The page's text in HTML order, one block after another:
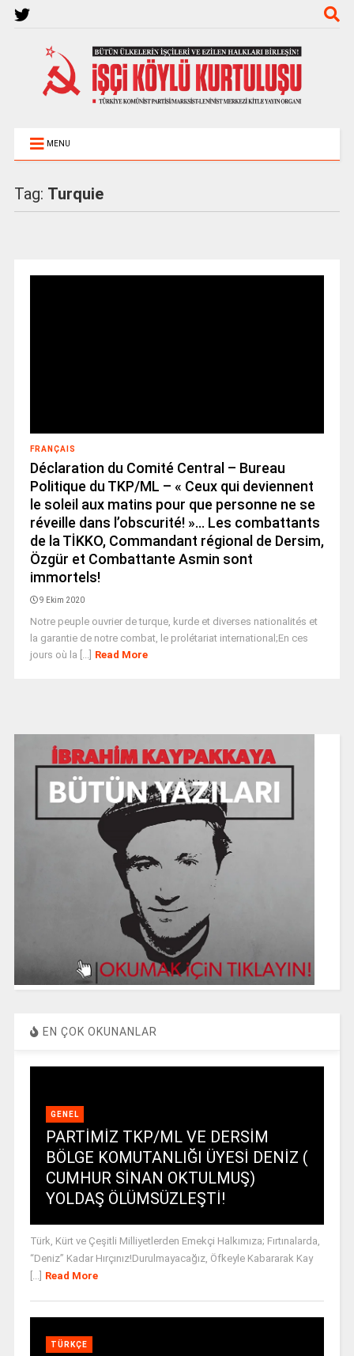
MENU
Tag: Turquie
FRANÇAIS
Déclaration du Comité Central – Bureau
Politique du TKP/ML – « Ceux qui deviennent
le soleil aux matins pour que personne ne se
réveille dans l’obscurité! »… Les combattants
de la TİKKO, Commandant régional de Dersim,
Özgür et Combattante Asmin sont
immortels!
9 Ekim 2020
Notre peuple ouvrier de turque, kurde et diverses nationalités et
la garantie de notre combat, le prolétariat international;En ces
jours où la [...] Read More
EN ÇOK OKUNANLAR
GENEL
PARTİMİZ TKP/ML VE DERSİM
BÖLGE KOMUTANLIĞI ÜYESİ DENİZ (
CUMHUR SİNAN OKTULMUŞ)
YOLDAŞ ÖLÜMSÜZLEŞTİ!
Türk, Kürt ve Çeşitli Milliyetlerden Emekçi Halkımıza; Fırtınalarda,
“Deniz” Kadar Hırçınız!Durulmayacağız, Öfkeyle Kabararak Kay
Read More
TÜRKÇE